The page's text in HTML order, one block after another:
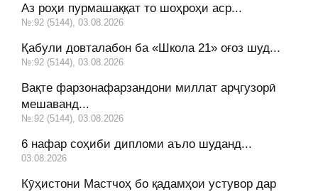
Аз роҳи пурмашаққат то шоҳроҳи аср...
№:92 (5144), 03.08.2026
Қабули довталабон ба «Школа 21» оғоз шуд...
№:92 (5144), 03.08.2026
Вақте фарзонафарзандони миллат арҷгузорӣ
мешаванд...
№:92 (5144), 03.08.2026
6 нафар соҳиби дипломи аъло шуданд...
03.08.2026
Кӯҳистони Мастчоҳ бо қадамҳои устувор дар